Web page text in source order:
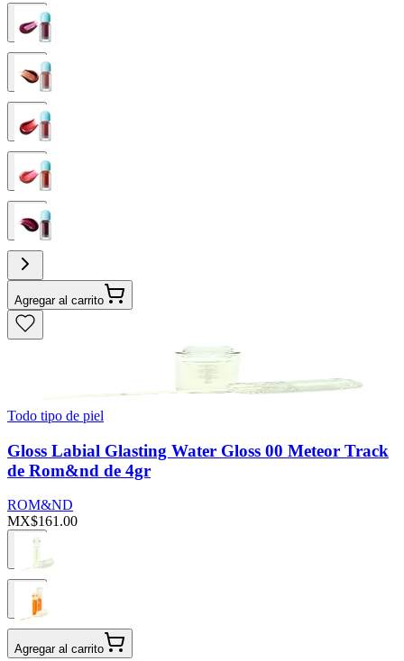
Agregar al carrito
Todo tipo de piel
Gloss Labial Glasting Water Gloss 00 Meteor Track
de Rom&nd de 4gr
ROM&ND
MX$161.00
Agregar al carrito